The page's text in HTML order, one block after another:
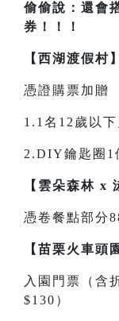
偷偷說：還會
券！！！
【西湖渡假村】
憑證購票加贈
1.1名12歲以
2.DIY鑰匙圈1
【雲朵森林 x
憑卷餐點部分
【苗栗火車頭
入園門票（含
$130）